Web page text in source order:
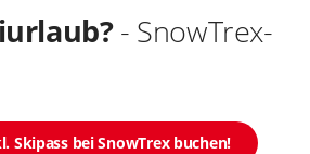
- SnowTrex-
Skipass bei SnowTrex buchen!